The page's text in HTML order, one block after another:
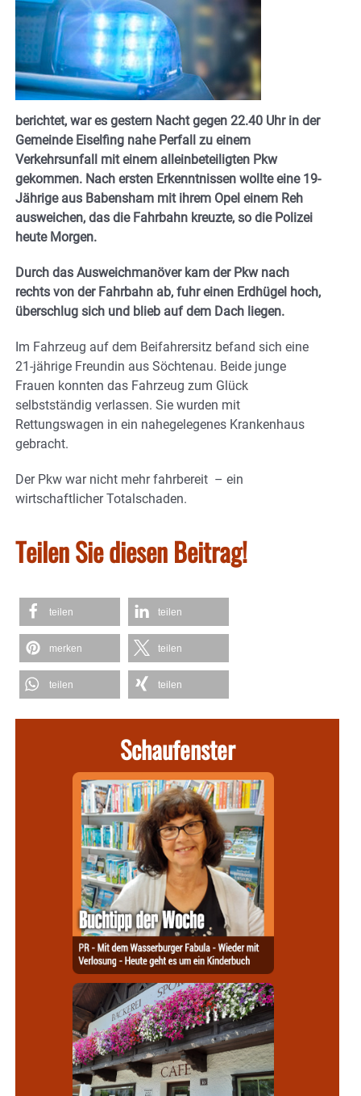
berichtet, war es gestern Nacht gegen 22.40 Uhr in der
Gemeinde Eiselfing nahe Perfall zu einem
Verkehrsunfall mit einem alleinbeteiligten Pkw
gekommen. Nach ersten Erkenntnissen wollte eine 19-
Jährige aus Babensham mit ihrem Opel einem Reh
ausweichen, das die Fahrbahn kreuzte, so die Polizei
heute Morgen.
Durch das Ausweichmanöver kam der Pkw nach
rechts von der Fahrbahn ab, fuhr einen Erdhügel hoch,
überschlug sich und blieb auf dem Dach liegen.
Im Fahrzeug auf dem Beifahrersitz befand sich eine
21-jährige Freundin aus Söchtenau. Beide junge
Frauen konnten das Fahrzeug zum Glück
selbstständig verlassen. Sie wurden mit
Rettungswagen in ein nahegelegenes Krankenhaus
gebracht.
Der Pkw war nicht mehr fahrbereit – ein
wirtschaftlicher Totalschaden.
Teilen Sie diesen Beitrag!
teilen teilen
merken teilen
teilen teilen
Schaufenster